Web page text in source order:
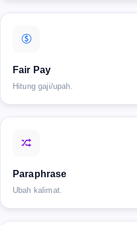
Fair Pay
Hitung gaji/upah.
Paraphrase
Ubah kalimat.